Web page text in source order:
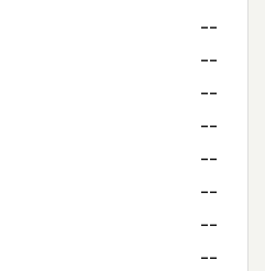
--
--
--
--
--
--
--
--